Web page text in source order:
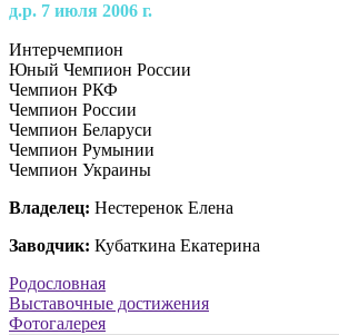
д.р. 7 июля 2006 г.
Интерчемпион
Юный Чемпион России
Чемпион РКФ
Чемпион России
Чемпион Беларуси
Чемпион Румынии
Чемпион Украины
Владелец: Нестеренок Елена
Заводчик: Кубаткина Екатерина
Родословная
Выставочные достижения
Фотогалерея